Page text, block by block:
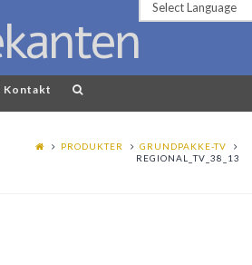
Kontakt
PRODUKTER
GRUNDPAKKE-TV
REGIONAL_TV_38_13